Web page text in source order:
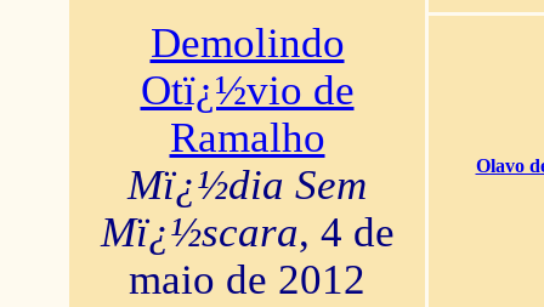
Demolindo
Otï¿½vio de
Ramalho
Mï¿½dia Sem
Mï¿½scara, 4 de
maio de 2012
Olavo